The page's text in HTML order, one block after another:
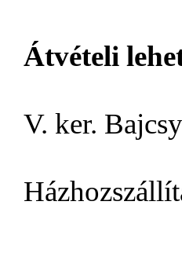
Átvételi
V. ker.